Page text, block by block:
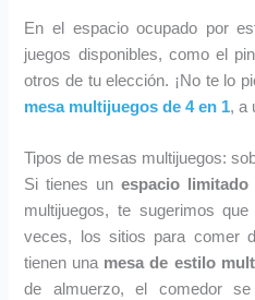
En el espacio ocupado por
juegos disponibles, como el
otros de tu elección. ¡No te lo
mesa multijuegos de 4 en 1, a
Tipos de mesas multijuegos:
Si tienes unespacio limitado
multijuegos, te sugerimos
veces, los sitios para comer
tienen una mesa de estilo
de almuerzo, el comedor